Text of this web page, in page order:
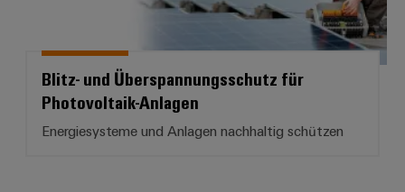
Blitz- und Überspannungsschutz für
Photovoltaik-Anlagen
Energiesysteme und Anlagen nachhaltig schützen